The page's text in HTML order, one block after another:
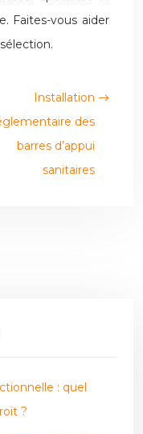
Faites-vous aider
Installation
des
barres d’appui
sanitaires
: quel
?